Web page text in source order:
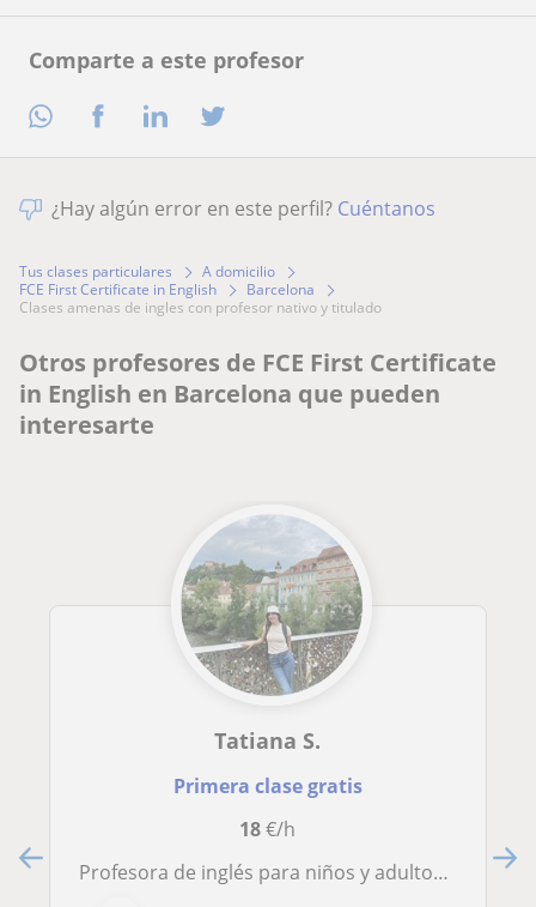
Comparte a este profesor
¿Hay algún error en este perfil? Cuéntanos
Tus clases particulares
A domicilio
FCE First Certificate in English
Barcelona
clases amenas de ingles con profesor nativo y titulado
Otros profesores de FCE First Certificate
in English en Barcelona que pueden
interesarte
Tatiana S.
Primera clase gratis
18€/h
Profesora de inglés para niños y adultos online